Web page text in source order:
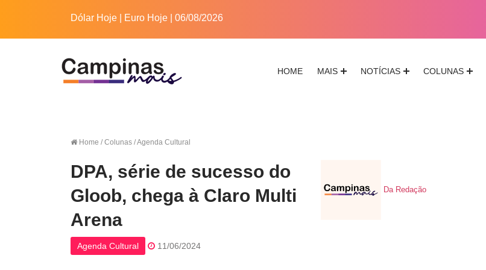
Dólar Hoje Euro Hoje | 06/08/2026
HOME MAIS NOTÍCIAS COLUNAS
Home / Colunas / Agenda Cultural
DPA, série de sucesso do
Gloob, chega à Claro Multi
Arena
Da Redação
Agenda Cultural 11/06/2024